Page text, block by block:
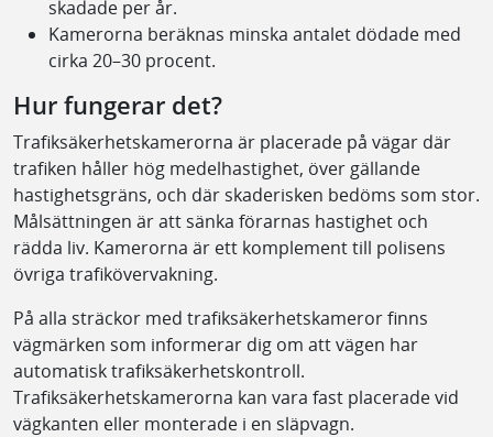
skadade per år.
Kamerorna beräknas minska antalet dödade med
cirka 20–30 procent.
Hur fungerar det?
Trafiksäkerhetskamerorna är placerade på vägar där
trafiken håller hög medelhastighet, över gällande
hastighetsgräns, och där skaderisken bedöms som stor.
Målsättningen är att sänka förarnas hastighet och
rädda liv. Kamerorna är ett komplement till polisens
övriga trafikövervakning.
På alla sträckor med trafiksäkerhetskameror finns
vägmärken som informerar dig om att vägen har
automatisk trafiksäkerhetskontroll.
Trafiksäkerhetskamerorna kan vara fast placerade vid
vägkanten eller monterade i en släpvagn.